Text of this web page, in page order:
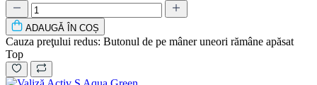
ADAUGǍ ÎN COȘ
Cauza preţului redus: Butonul de pe mâner uneori rămâne apăsat
Top